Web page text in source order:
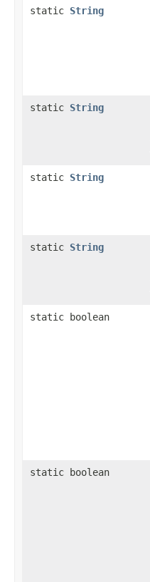
static String
static String
static String
static String
static boolean
static boolean